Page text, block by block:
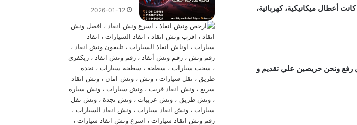
أعطال ميكانيكية، كهربائية،
رفع ونحن حريصين علي تقديم و
2026-01-12